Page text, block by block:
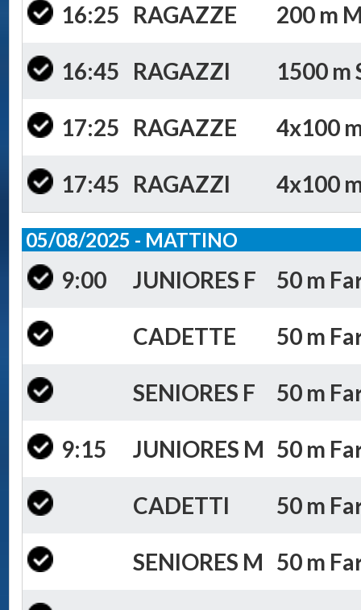
16:25 RAGAZZE 200 m
16:45 RAGAZZI 1500 m
17:25 RAGAZZE 4x100
17:45 RAGAZZI 4x100
05/08/2025 - MATTINO
9:00 JUNIORES F 50 m
CADETTE 50 m
SENIORES F 50 m
9:15 JUNIORES M 50 m
CADETTI 50 m
SENIORES M 50 m